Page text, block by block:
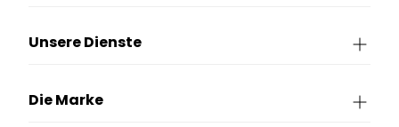
Unsere Dienste
Die Marke